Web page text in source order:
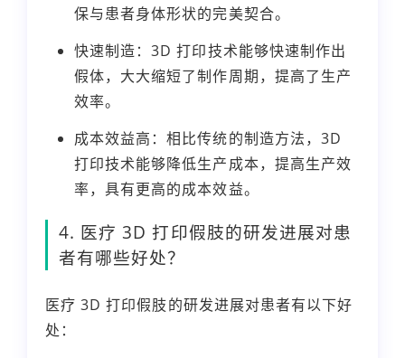
保与患者身体形状的完美契合。
快速制造：3D 打印技术能够快速制作出
假体，大大缩短了制作周期，提高了生产
效率。
成本效益高：相比传统的制造方法，3D
打印技术能够降低生产成本，提高生产效
率，具有更高的成本效益。
4. 医疗 3D 打印假肢的研发进展对患
者有哪些好处？
医疗 3D 打印假肢的研发进展对患者有以下好
处：